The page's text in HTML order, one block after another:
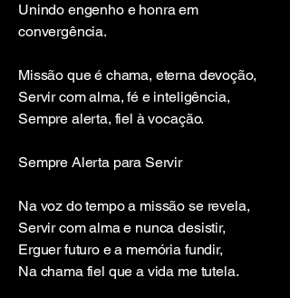
Unindo engenho e honra em
convergência.
Missão que é chama, eterna devoção,
Servir com alma, fé e inteligência,
Sempre alerta, fiel à vocação.
Sempre Alerta para Servir
Na voz do tempo a missão se revela,
Servir com alma e nunca desistir,
Erguer futuro e a memória fundir,
Na chama fiel que a vida me tutela.